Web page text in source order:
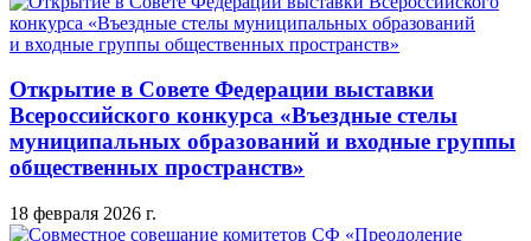
Открытие в Совете Федерации выставки
Всероссийского конкурса «Въездные стелы
муниципальных образований и входные группы
общественных пространств»
18 февраля 2026 г.